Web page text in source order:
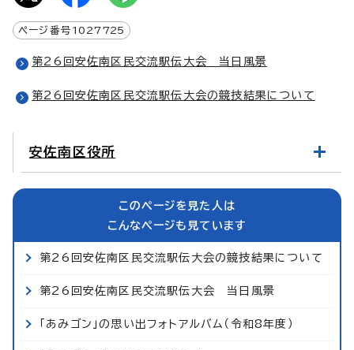
ページ番号 1027725
第26回安佐南区民交流駅伝大会 当日風景
第26回安佐南区民交流駅伝大会の競技結果について
安佐南区役所
このページを見た人は
こんなページも見ています
第26回安佐南区民交流駅伝大会の競技結果について
第26回安佐南区民交流駅伝大会 当日風景
「あみゴン」の思い出フォトアルバム（令和8年度）